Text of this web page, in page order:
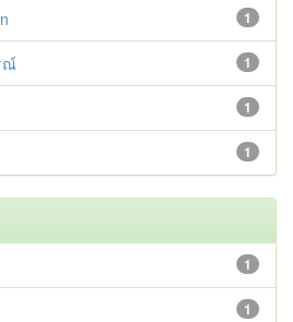
1
1
ณ์
1
1
1
1